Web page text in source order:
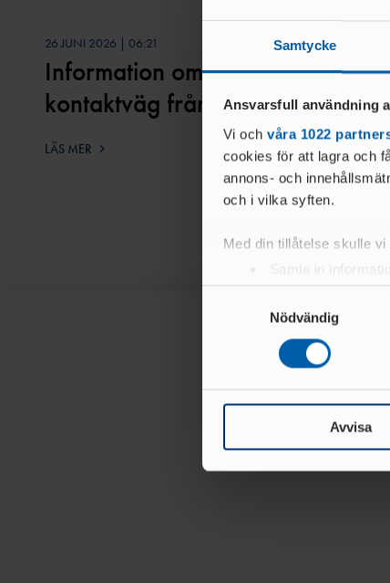
Samtycke
Ansvarsfull användning
Vi och våra 1022
cookies för att lagra och
annons- och
och i vilka syften.
Med din tillåtelse skulle vi
Samla in
Ta reda på mer om hur
eller dra tillbaka ditt
sociala medier och
till de sociala medier
med annan information
Nödvändig
Avvisa
26 JUNI 2026 | 06:21
Information om förändrad
kontaktväg från och med 1 juli
LÄS MER